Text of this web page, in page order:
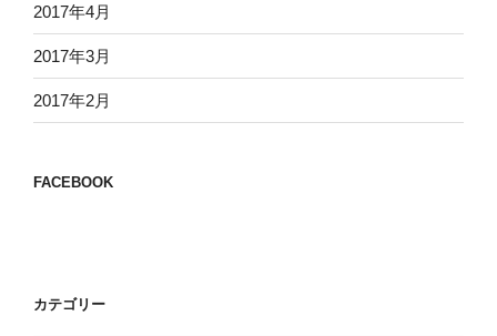
2017年4月
2017年3月
2017年2月
FACEBOOK
カテゴリー